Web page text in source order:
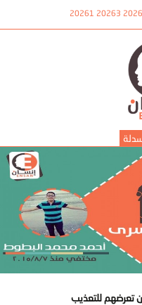
تعرضهم للتعذيب